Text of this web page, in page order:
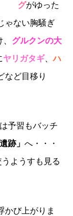
グがゆった
ゃない胸騒ぎ
グルクンの大
ヤリガタギ、ハ
など目移り
予習もバッチ
跡」 へ・・・
ようすも見る
かび上がりま